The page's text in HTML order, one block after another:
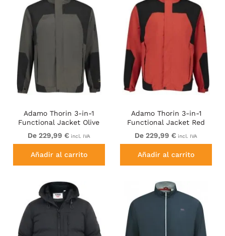
Adamo Thorin 3-in-1
Functional Jacket Olive
Green
De 229,99 € incl. IVA
Añadir al carrito
Adamo Thorin 3-in-1
Functional Jacket Red
De 229,99 € incl. IVA
Añadir al carrito